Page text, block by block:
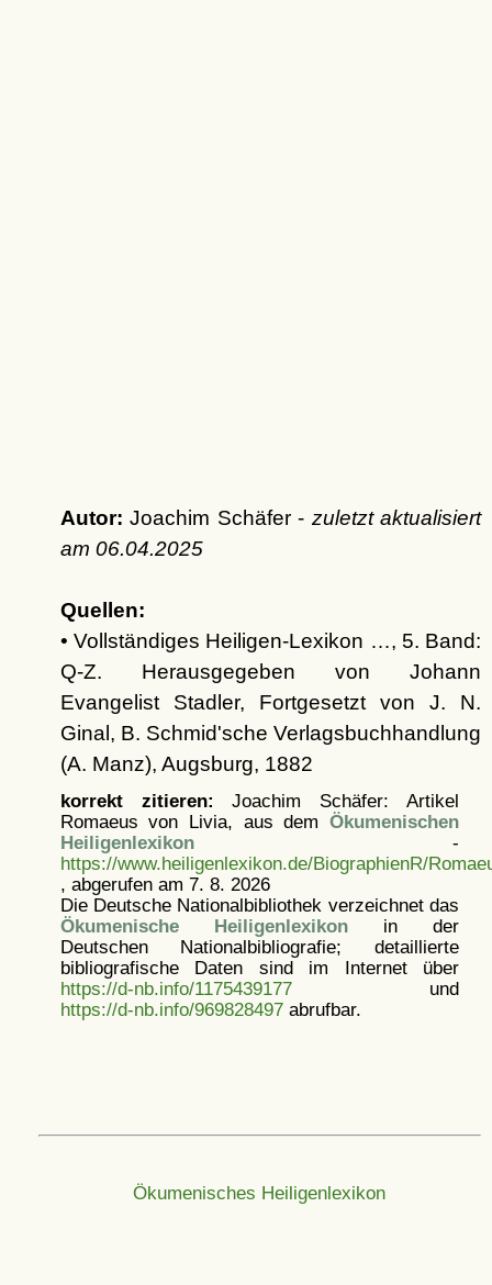
Autor: Joachim Schäfer - zuletzt aktualisiert
am 06.04.2025
Quellen:
• Vollständiges Heiligen-Lexikon …, 5. Band:
Q-Z. Herausgegeben von Johann
Evangelist Stadler, Fortgesetzt von J. N.
Ginal, B. Schmid'sche Verlagsbuchhandlung
(A. Manz), Augsburg, 1882
korrekt zitieren: Joachim Schäfer: Artikel
Romaeus von Livia, aus dem Ökumenischen
Heiligenlexikon-
https://www.heiligenlexikon.de/BiographienR/
, abgerufen am 7. 8. 2026
Die Deutsche Nationalbibliothek verzeichnet das
Ökumenische Heiligenlexikonin der
Deutschen Nationalbibliografie; detaillierte
bibliografische Daten sind im Internet über
https://d-nb.info/1175439177und
https://d-nb.info/969828497abrufbar.
Ökumenisches Heiligenlexikon